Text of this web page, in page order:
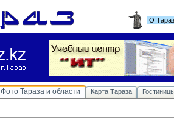
О
Фото Тараза и области Карта Тараза